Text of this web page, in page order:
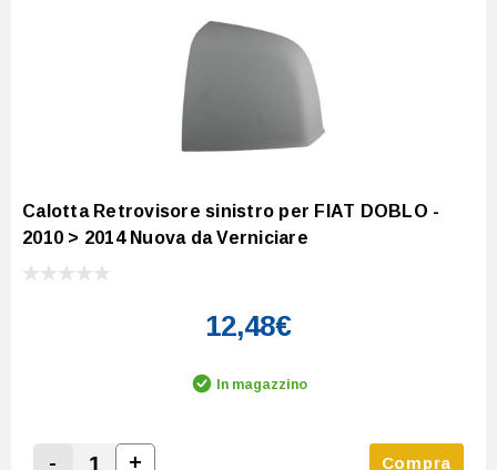
Calotta Retrovisore sinistro per FIAT DOBLO -
2010 > 2014 Nuova da Verniciare
12,48€
In magazzino
- + Compra